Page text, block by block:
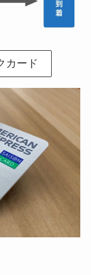
カード